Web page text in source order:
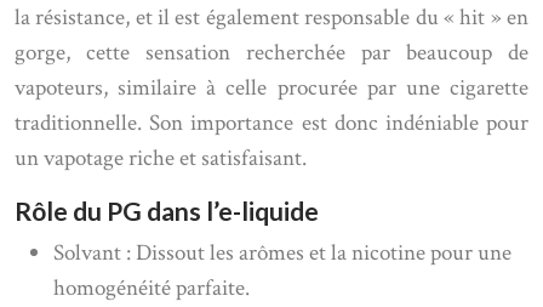
la résistance, et il est également responsable du « hit » en
gorge, cette sensation recherchée par beaucoup de
vapoteurs, similaire à celle procurée par une cigarette
traditionnelle. Son importance est donc indéniable pour
un vapotage riche et satisfaisant.
Rôle du PG dans l’e-liquide
Solvant : Dissout les arômes et la nicotine pour une
homogénéité parfaite.